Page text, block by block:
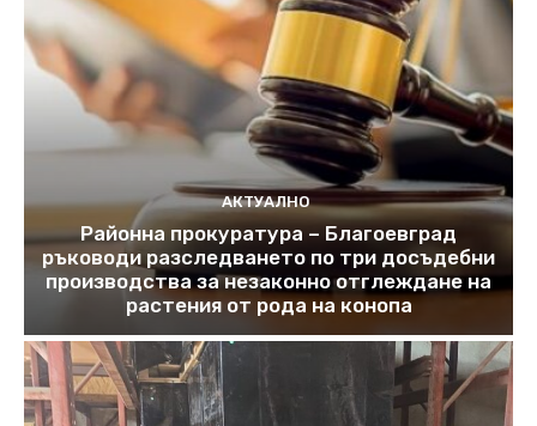
АКТУАЛНО
Районна прокуратура – Благоевград
ръководи разследването по три досъдебни
производства за незаконно отглеждане на
растения от рода на конопа